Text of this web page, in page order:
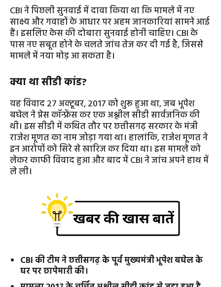
CBI ने पिछली सुनवाई में दावा किया था कि मामले में नए
साक्ष्य और गवाहों के आधार पर अहम जानकारियां सामने आई
हैं। इसलिए केस की दोबारा सुनवाई होनी चाहिए। CBI के
पास नए सबूत होने के चलते जांच तेज कर दी गई है, जिससे
मामले में नया मोड़ आ सकता है।
क्या था सीडी कांड?
यह विवाद 27 अक्टूबर, 2017 को शुरू हुआ था, जब भूपेश
बघेल ने प्रेस कॉन्फ्रेंस कर एक अश्लील सीडी सार्वजनिक की
थी। इस सीडी में कथित तौर पर छत्तीसगढ़ सरकार के मंत्री
राजेश मूणत का नाम जोड़ा गया था। हालांकि, राजेश मूणत ने
इन आरोपों को सिरे से खारिज कर दिया था। इस मामले को
लेकर काफी विवाद हुआ और बाद में CBI ने जांच अपने हाथ में
ले ली।
CBI की टीम ने छत्तीसगढ़ के पूर्व मुख्यमंत्री भूपेश बघेल के
घर पर छापेमारी की।